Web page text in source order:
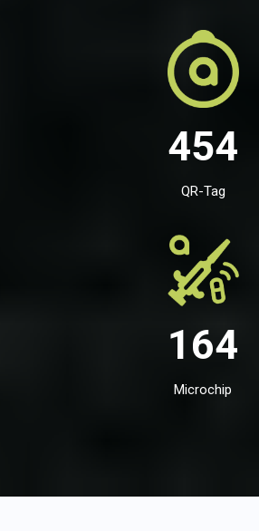
454
QR-Tag
164
Microchip